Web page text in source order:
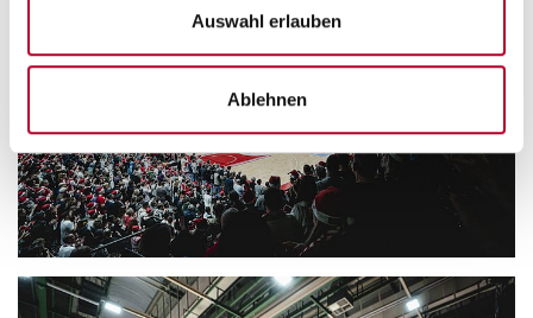
Auswahl erlauben
Ablehnen